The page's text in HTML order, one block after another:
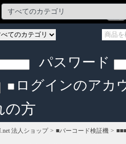
パスワード
ログインのアカ
の方
法人ショップ ■バーコード検証機